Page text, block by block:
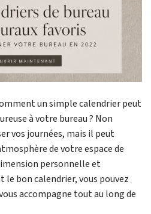
un simple calendrier peut
à votre bureau ? Non
vos journées, mais il peut
de votre espace de
personnelle et
le bon calendrier, vous pouvez
accompagne tout au long de